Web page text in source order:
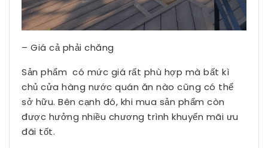
– Giá cả phải chăng
Sản phẩm có mức giá rất phù hợp mà bất kì
chủ cửa hàng nước quán ăn nào cũng có thể
sở hữu. Bên cạnh đó, khi mua sản phẩm còn
được hưởng nhiều chương trình khuyến mãi ưu
đãi tốt.